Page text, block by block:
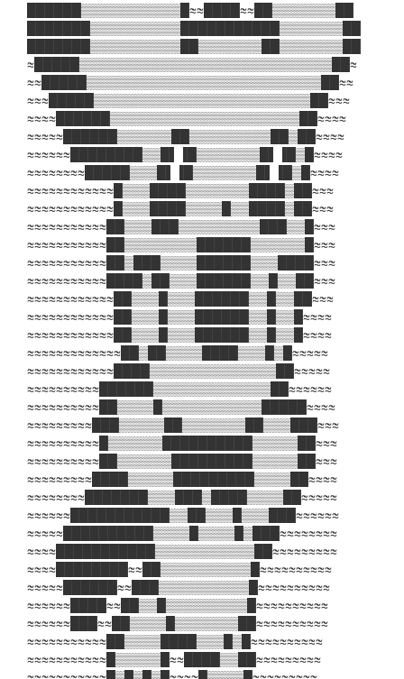
██████▒▒▒▒▒▒▒▒▒▒▒█≈≈████≈≈██▒▒▒▒▒▒▒██
███████▒▒▒▒▒▒▒▒▒▒███████████▒▒▒▒▒▒▒██
███████▒▒▒▒▒▒▒▒▒▒██▒▒▒▒▒▒▒██▒▒▒▒▒▒▒██
≈█████▒▒▒▒▒▒▒▒▒▒▒▒▒▒▒▒▒▒▒▒▒▒▒▒▒▒▒▒██≈
≈≈█████▒▒▒▒▒▒▒▒▒▒▒▒▒▒▒▒▒▒▒▒▒▒▒▒▒▒██≈≈
≈≈≈█████▒▒▒▒▒▒▒▒▒▒▒▒▒▒▒▒▒▒▒▒▒▒▒▒██≈≈≈
≈≈≈≈██████▒▒▒▒▒▒▒▒▒▒▒▒▒▒▒▒▒▒▒▒▒██≈≈≈≈
≈≈≈≈≈██████▒▒▒▒▒▒██▒▒▒▒▒▒▒▒▒██▒██≈≈≈≈
≈≈≈≈≈≈████████▒▒█▌▐█▒▒▒▒▒▒▒█▌▐█▒█≈≈≈≈
≈≈≈≈≈≈≈≈█████▒▒▒█▌▐█▒▒▒▒▒▒▒█▌▐█▒█≈≈≈≈
≈≈≈≈≈≈≈≈≈≈≈≈█▒▒▒████▒▒▒▒▒▒▒████▒██≈≈≈
≈≈≈≈≈≈≈≈≈≈≈≈█▒▒▒████▒▒▒▒█▒▒████▒██≈≈≈
≈≈≈≈≈≈≈≈≈≈≈██▒▒▒███▒▒▒▒▒▒▒▒▒███▒▒█≈≈≈
≈≈≈≈≈≈≈≈≈≈≈██▒▒▒▒▒▒▒▒██████▒▒▒▒▒▒█≈≈≈
≈≈≈≈≈≈≈≈≈≈≈██▒███▒▒▒▒██████▒▒▒████≈≈≈
≈≈≈≈≈≈≈≈≈≈≈████▒██▒▒▒██████▒▒█▒▒██≈≈≈
≈≈≈≈≈≈≈≈≈≈≈≈██▒▒▒█▒▒▒██████▒▒█▒▒██≈≈≈
≈≈≈≈≈≈≈≈≈≈≈≈██▒▒▒█▒▒▒██████▒▒█▒▒█≈≈≈≈
≈≈≈≈≈≈≈≈≈≈≈≈██▒▒▒█▒▒▒██████▒▒█▒▒█≈≈≈≈
≈≈≈≈≈≈≈≈≈≈≈≈≈██▒██▒▒▒▒████▒▒▒█▒█≈≈≈≈≈
≈≈≈≈≈≈≈≈≈≈≈≈████▒▒▒▒▒▒▒▒▒▒▒▒▒▒██≈≈≈≈≈
≈≈≈≈≈≈≈≈≈≈██████▒▒▒▒▒▒▒▒▒▒▒▒▒██≈≈≈≈≈≈
≈≈≈≈≈≈≈≈≈≈██▒▒▒▒█▒▒▒▒▒▒▒▒▒▒▒█████≈≈≈≈
≈≈≈≈≈≈≈≈≈███▒▒▒▒▒██▒▒▒▒▒▒▒██▒▒▒███≈≈≈
≈≈≈≈≈≈≈≈≈≈█▒▒▒▒▒▒██████████▒▒▒▒▒██≈≈≈
≈≈≈≈≈≈≈≈≈≈██▒▒▒▒▒▒█████████▒▒▒▒▒██≈≈≈
≈≈≈≈≈≈≈≈≈████▒▒▒▒▒█████████▒▒▒▒██≈≈≈≈
≈≈≈≈≈≈≈≈███████▒▒▒███▒████▒▒▒▒██≈≈≈≈≈
≈≈≈≈≈≈███████████▒▒██▒▒▒█▒▒▒███≈≈≈≈≈≈
≈≈≈≈≈██████████▒▒▒▒█▒▒▒▒█▒███≈≈≈≈≈≈≈≈
≈≈≈≈███████████▒▒▒▒▒▒▒▒▒▒▒██≈≈≈≈≈≈≈≈≈
≈≈≈≈████████≈≈██▒▒▒▒▒▒▒▒▒▒█≈≈≈≈≈≈≈≈≈≈
≈≈≈≈≈██████≈≈███▒▒▒▒▒▒▒▒▒▒█≈≈≈≈≈≈≈≈≈≈
≈≈≈≈≈≈████≈≈██▒▒█▒▒▒▒▒▒▒▒▒█≈≈≈≈≈≈≈≈≈≈
≈≈≈≈≈≈███≈≈██▒▒▒▒█▒▒▒▒▒▒▒██≈≈≈≈≈≈≈≈≈≈
≈≈≈≈≈≈≈≈≈≈≈██▒▒▒▒████▒▒▒█▒█≈≈≈≈≈≈≈≈≈≈
≈≈≈≈≈≈≈≈≈≈≈█▒▒▒▒▒█≈≈████▒▒██≈≈≈≈≈≈≈≈≈